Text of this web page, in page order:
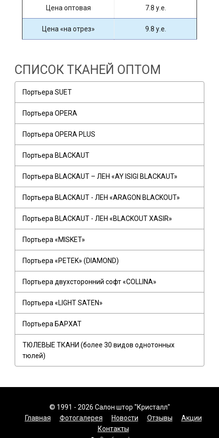
Цена оптовая 7.8 у.е.
Цена «на отрез» 9.8 у.е.
СПИСОК ТКАНЕЙ ОПТОМ
Портьера SUET
Портьера OPERA
Портьера OPERA PLUS
Портьера BLACKAUT
Портьера BLACKAUT – ЛЕН «AY ISIGI BLACKAUT»
Портьера BLACKAUT - ЛЕН «ARAGON BLACKOUT»
Портьера BLACKAUT - ЛЕН «BLACKOUT XASIR»
Портьера «MISKET»
Портьера «PETEK» (DIAMOND)
Портьера двухсторонний софт «COLLINA»
Портьера «LIGHT SATEN»
Портьера БАРХАТ
ТЮЛЕВЫЕ ТКАНИ (более 30 видов однотонных
тюлей)
© 1991 - 2026 Салон штор "Кристалл"
Главная
Фотогалерея Новости Отзывы
Акции
Контакты